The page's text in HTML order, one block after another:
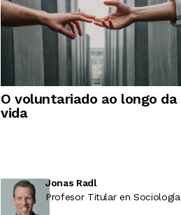
O voluntariado ao longo da
vida
Jonas Radl
Profesor Titular en Sociología